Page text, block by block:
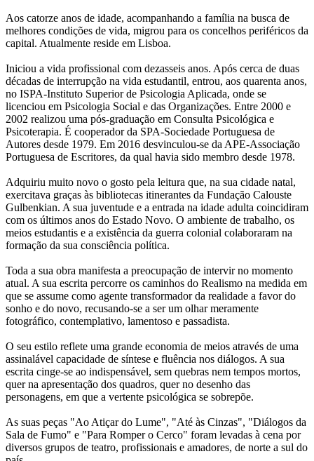
Aos catorze anos de idade, acompanhando a família na busca de
melhores condições de vida, migrou para os concelhos periféricos da
capital. Atualmente reside em Lisboa.
Iniciou a vida profissional com dezasseis anos. Após cerca de duas
décadas de interrupção na vida estudantil, entrou, aos quarenta anos,
no ISPA-Instituto Superior de Psicologia Aplicada, onde se
licenciou em Psicologia Social e das Organizações. Entre 2000 e
2002 realizou uma pós-graduação em Consulta Psicológica e
Psicoterapia. É cooperador da SPA-Sociedade Portuguesa de
Autores desde 1979. Em 2016 desvinculou-se da APE-Associação
Portuguesa de Escritores, da qual havia sido membro desde 1978.
Adquiriu muito novo o gosto pela leitura que, na sua cidade natal,
exercitava graças às bibliotecas itinerantes da Fundação Calouste
Gulbenkian. A sua juventude e a entrada na idade adulta coincidiram
com os últimos anos do Estado Novo. O ambiente de trabalho, os
meios estudantis e a existência da guerra colonial colaboraram na
formação da sua consciência política.
Toda a sua obra manifesta a preocupação de intervir no momento
atual. A sua escrita percorre os caminhos do Realismo na medida em
que se assume como agente transformador da realidade a favor do
sonho e do novo, recusando-se a ser um olhar meramente
fotográfico, contemplativo, lamentoso e passadista.
O seu estilo reflete uma grande economia de meios através de uma
assinalável capacidade de síntese e fluência nos diálogos. A sua
escrita cinge-se ao indispensável, sem quebras nem tempos mortos,
quer na apresentação dos quadros, quer no desenho das
personagens, em que a vertente psicológica se sobrepõe.
As suas peças "Ao Atiçar do Lume", "Até às Cinzas", "Diálogos da
Sala de Fumo" e "Para Romper o Cerco" foram levadas à cena por
diversos grupos de teatro, profissionais e amadores, de norte a sul do